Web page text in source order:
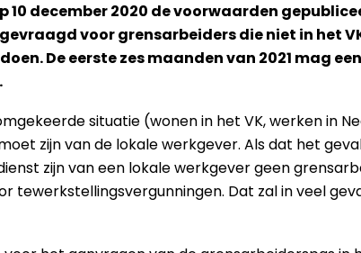
10 december 2020 de voorwaarden
voor grensarbeiders die niet in het
De eerste zes maanden van 2021 mag
situatie (wonen in het VK, werken in
zijn van de lokale werkgever. Als dat het
zijn van een lokale werkgever geen
tewerkstellingsvergunningen. Dat zal in veel